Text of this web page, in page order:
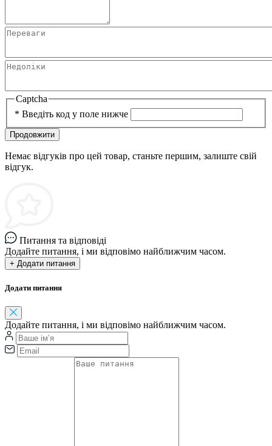
Captcha
* Введіть код у поле нижче
Продовжити
Немає відгуків про цей товар, станьте першим, залиште свій
відгук.
Питання та відповіді
Додайте питання, і ми відповімо найближчим часом.
+ Додати питання
Додати питання
Додайте питання, і ми відповімо найближчим часом.